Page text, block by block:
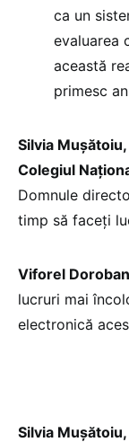
ca un
evaluarea
această
primesc
Silvia
Colegiul
Domnule
timp să faceți
Viforel
lucruri mai
electronică
Silvia